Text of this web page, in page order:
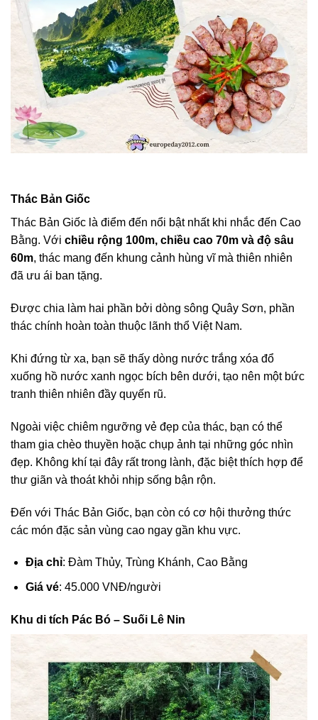
Thác Bản Giốc
Thác Bản Giốc là điểm đến nổi bật nhất khi nhắc đến Cao
Bằng. Với chiều rộng 100m, chiều cao 70m và độ sâu
60m, thác mang đến khung cảnh hùng vĩ mà thiên nhiên
đã ưu ái ban tặng.
Được chia làm hai phần bởi dòng sông Quây Sơn, phần
thác chính hoàn toàn thuộc lãnh thổ Việt Nam.
Khi đứng từ xa, bạn sẽ thấy dòng nước trắng xóa đổ
xuống hồ nước xanh ngọc bích bên dưới, tạo nên một bức
tranh thiên nhiên đầy quyến rũ.
Ngoài việc chiêm ngưỡng vẻ đẹp của thác, bạn có thể
tham gia chèo thuyền hoặc chụp ảnh tại những góc nhìn
đẹp. Không khí tại đây rất trong lành, đặc biệt thích hợp để
thư giãn và thoát khỏi nhịp sống bận rộn.
Đến với Thác Bản Giốc, bạn còn có cơ hội thưởng thức
các món đặc sản vùng cao ngay gần khu vực.
Địa chỉ: Đàm Thủy, Trùng Khánh, Cao Bằng
Giá vé: 45.000 VNĐ/người
Khu di tích Pác Bó – Suối Lê Nin